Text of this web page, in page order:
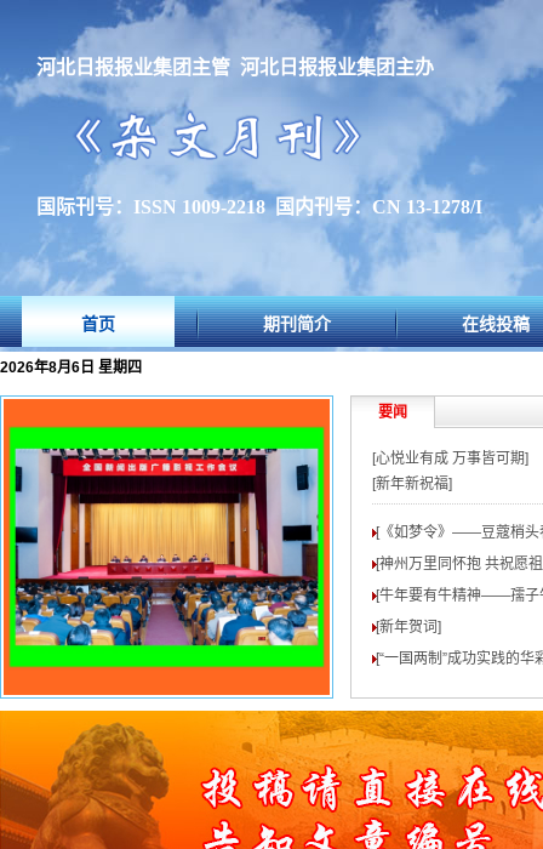
河北日报报业集团主管 河北日报报业集团主办
国际刊号：ISSN 1009-2218 国内刊号：CN 13-1278/I
首页 期刊简介 在线投稿
2026年8月6日 星期四
要闻
[心悦业有成 万事皆可期]
[新年新祝福]
[《如梦令》——豆蔻梢头
[神州万里同怀抱 共祝愿
[牛年要有牛精神——孺子
[新年贺词]
[“一国两制”成功实践的华